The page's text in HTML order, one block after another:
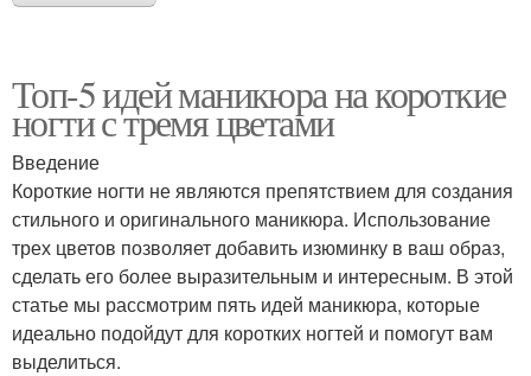
Топ-5 идей маникюра на короткие
ногти с тремя цветами
Введение
Короткие ногти не являются препятствием для создания
стильного и оригинального маникюра. Использование
трех цветов позволяет добавить изюминку в ваш образ,
сделать его более выразительным и интересным. В этой
статье мы рассмотрим пять идей маникюра, которые
идеально подойдут для коротких ногтей и помогут вам
выделиться.